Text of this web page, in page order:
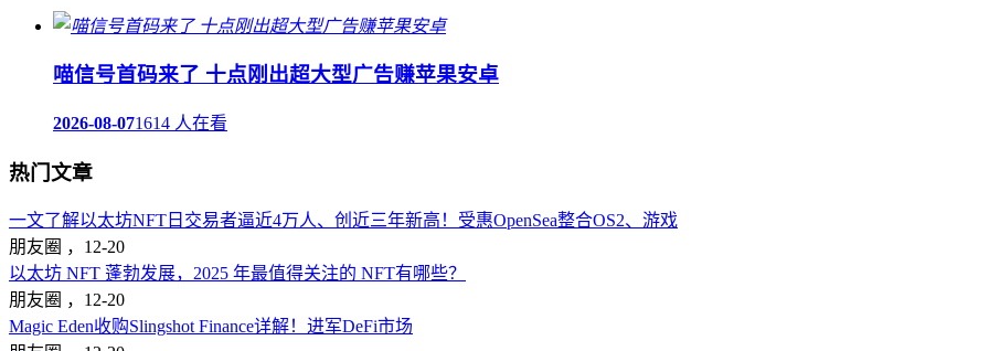
喵信号首码来了 十点刚出超大型广告赚苹果安卓
2026-08-071614 人在看
热门文章
一文了解以太坊NFT日交易者逼近4万人、创近三年新高！受惠OpenSea整合OS2、游戏
朋友圈 ， 12-20
以太坊 NFT 蓬勃发展，2025 年最值得关注的 NFT有哪些？
朋友圈 ， 12-20
Magic Eden收购Slingshot Finance详解！进军DeFi市场